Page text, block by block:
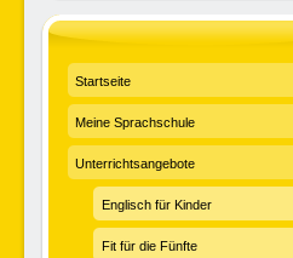
Startseite
Meine Sprachschule
Unterrichtsangebote
Englisch für Kinder
Fit für die Fünfte